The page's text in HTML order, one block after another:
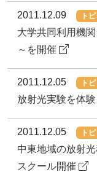
2011.12.09 ト
大学共同利用機
～を開催
2011.12.05 ト
放射光実験を体
2011.12.05 ト
中東地域の放射
スクール開催